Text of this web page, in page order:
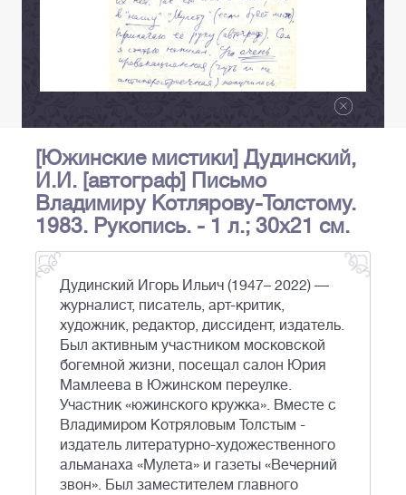
[Южинские мистики] Дудинский,
И.И. [автограф] Письмо
Владимиру Котлярову-Толстому.
1983. Рукопись. - 1 л.; 30х21 см.
Дудинский Игорь Ильич (1947– 2022) —
журналист, писатель, арт-критик,
художник, редактор, диссидент, издатель.
Был активным участником московской
богемной жизни, посещал салон Юрия
Мамлеева в Южинском переулке.
Участник «южинского кружка». Вместе с
Владимиром Котряловым Толстым -
издатель литературно-художественного
альманаха «Мулета» и газеты «Вечерний
звон». Был заместителем главного